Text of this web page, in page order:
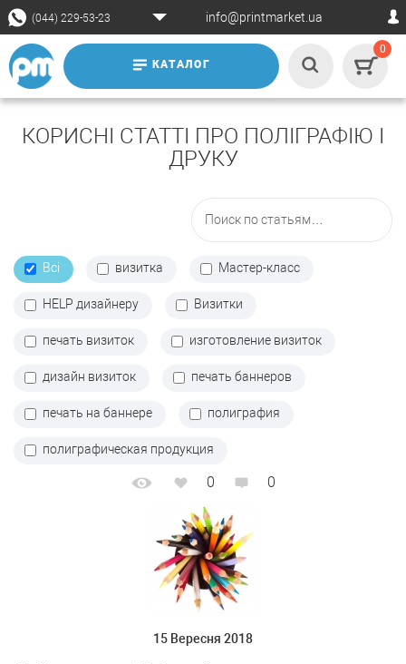
(044) 229-53-23 info@printmarket.ua
КАТАЛОГ
0
КОРИСНІ СТАТТІ ПРО ПОЛІГРАФІЮ І
ДРУКУ
0 0
15 Вересня 2018
Всі визитка Мастер-класс
HELP дизайнеру Визитки
печать визиток изготовление визиток
дизайн визиток печать баннеров
печать на баннере полиграфия
полиграфическая продукция